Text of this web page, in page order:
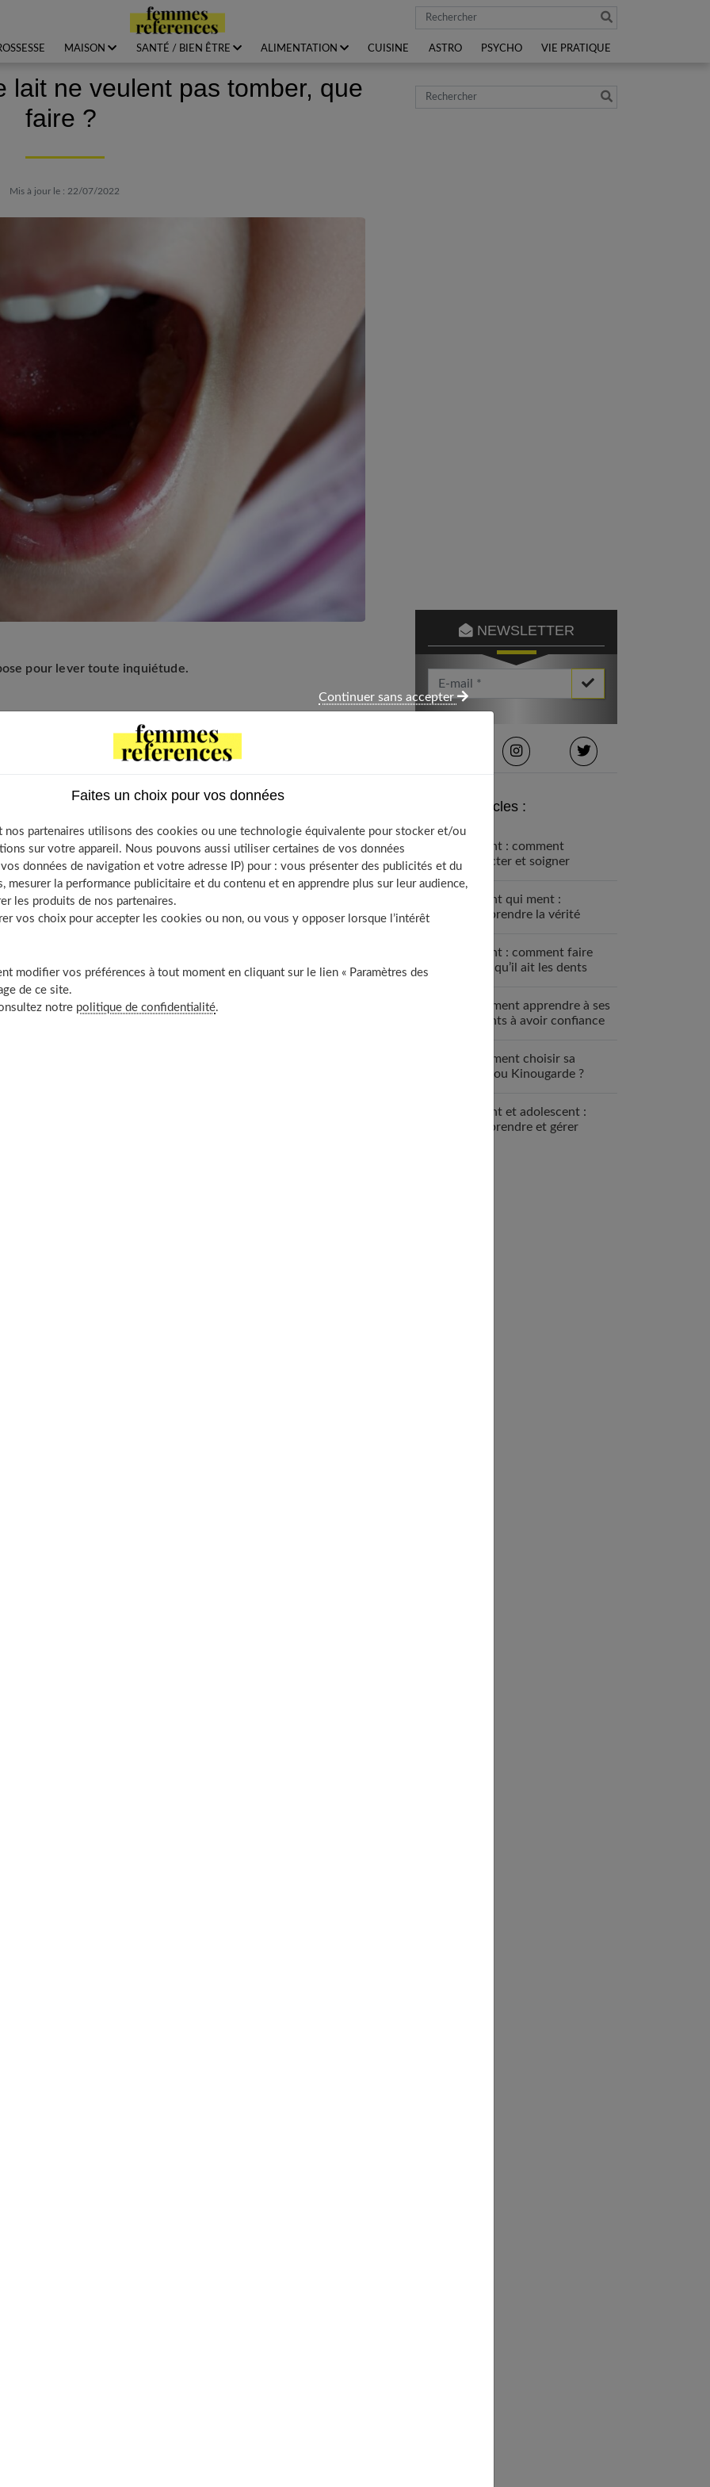
Rechercher
MAISON SANTÉ / BIEN ÊTRE ALIMENTATION CUISINE ASTRO PSYCHO VIE PRATIQUE
lait ne veulent pas tomber, que
faire ?
Mis à jour le : 22/07/2022
pour lever toute inquiétude.
Elles tombent en plusieurs phases. C'est à ce moment que
des enfants !
inférieure. En même temps, apparaissent les molaires
passe souvent inaperçue).
inférieure, et des incisives centrales de la mâchoire
supérieure.
(au nombre de quatre).
molaires de lait. Elles laissent place aux prémolaires.
à tomber. Les deuxièmes et troisièmes molaires (dents de
et vers 17 ans. Ces âges sont donnés à titre indicatif. Il peut
en fonction de l'âge dentaire de l'enfant. Ainsi, les premières
ans et demi, ou encore pas avant 7 ans.
faire ?
de lait ne donnent aucun signe de fragilité. Au-delà d'un an
des dents, il est conseillé de consulter le dentiste. Ce dernier
qui lui permettra de vérifier la présence des germes
leurs dents de lait lorsqu'elles commencent à chanceler.
la dent définitive pousse en arrière de la dent de lait. Le
la dent de lait ne tombe pas. Il faut l'aider. Si les parents
geste nécessite parfois une légère anesthésie locale. Et la
a poussé en retrait. Les jeux de muscles de la bouche lui
à condition de ne pas avoir gardé trop longtemps cette
vrai pour les incisives du haut. Le port d'un petit appareil
l'absence d'un (ou plusieurs) germe de dent définitive
ou d'une deuxième molaire. C'est pourquoi la dent de
pas assez solide en comparaison des forces masticatoires à
laisser la dent de lait en place avec le risque qu'elle tombe à
par la pose d'un implant dentaire. Ou extraire la dent de lait
par le port d'un appareil orthodontique qui modifie
Rechercher
NEWSLETTER
Votre Email *
Derniers articles :
Enfant : comment
détecter et soigner
Enfant qui ment :
comprendre la vérité
Enfant : comment faire
pour qu’il ait les dents
Comment apprendre à ses
enfants à avoir confiance
Comment choisir sa
nounou Kinougarde ?
Enfant et adolescent :
comprendre et gérer
Faites un choix pour vos données
nos partenaires utilisons des cookies ou une technologie équivalente pour stocker et/ou
sur votre appareil. Nous pouvons aussi utiliser certaines de vos données
données de navigation et votre adresse IP) pour : vous présenter des publicités et du
mesurer la performance publicitaire et du contenu et en apprendre plus sur leur audience,
les produits de nos partenaires.
vos choix pour accepter les cookies ou non, ou vous y opposer lorsque l’intérêt
modifier vos préférences à tout moment en cliquant sur le lien « Paramètres des
de ce site.
notre politique de confidentialité.
Continuer sans accepter